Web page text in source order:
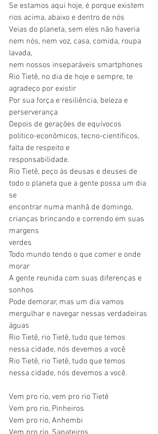
Se estamos aqui hoje, é porque existem
rios acima, abaixo e dentro de nós
Veias do planeta, sem eles não haveria
nem nós, nem voz, casa, comida, roupa
lavada,
nem nossos inseparáveis smartphones
Rio Tietê, no dia de hoje e sempre, te
agradeço por existir
Por sua força e resiliência, beleza e
perserverança
Depois de gerações de equívocos
político-econômicos, tecno-científicos,
falta de respeito e
responsabilidade.
Rio Tietê, peço às deusas e deuses de
todo o planeta que a gente possa um dia
se
encontrar numa manhã de domingo,
crianças brincando e correndo em suas
margens
verdes
Todo mundo tendo o que comer e onde
morar
A gente reunida com suas diferenças e
sonhos
Pode demorar, mas um dia vamos
mergulhar e navegar nessas verdadeiras
águas
Rio Tietê, rio Tietê, tudo que temos
nessa cidade, nós devemos a você
Rio Tietê, rio Tietê, tudo que temos
nessa cidade, nós devemos a você.
Vem pro rio, vem pro rio Tietê
Vem pro rio, Pinheiros
Vem pro rio, Anhembi